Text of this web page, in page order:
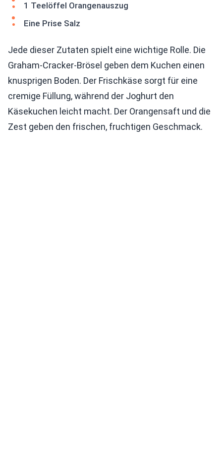
1 Teelöffel Orangenauszug
Eine Prise Salz
Jede dieser Zutaten spielt eine wichtige Rolle. Die
Graham-Cracker-Brösel geben dem Kuchen einen
knusprigen Boden. Der Frischkäse sorgt für eine
cremige Füllung, während der Joghurt den
Käsekuchen leicht macht. Der Orangensaft und die
Zest geben den frischen, fruchtigen Geschmack.